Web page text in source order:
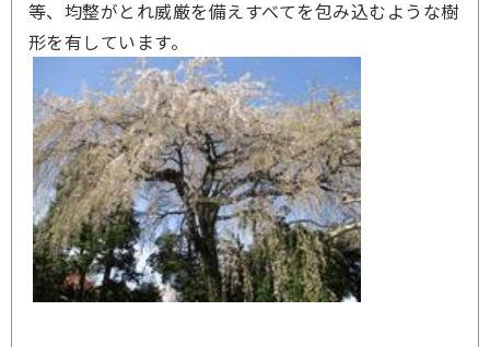
等、均整がとれ威厳を備えすべてを包み込むような樹
形を有しています。